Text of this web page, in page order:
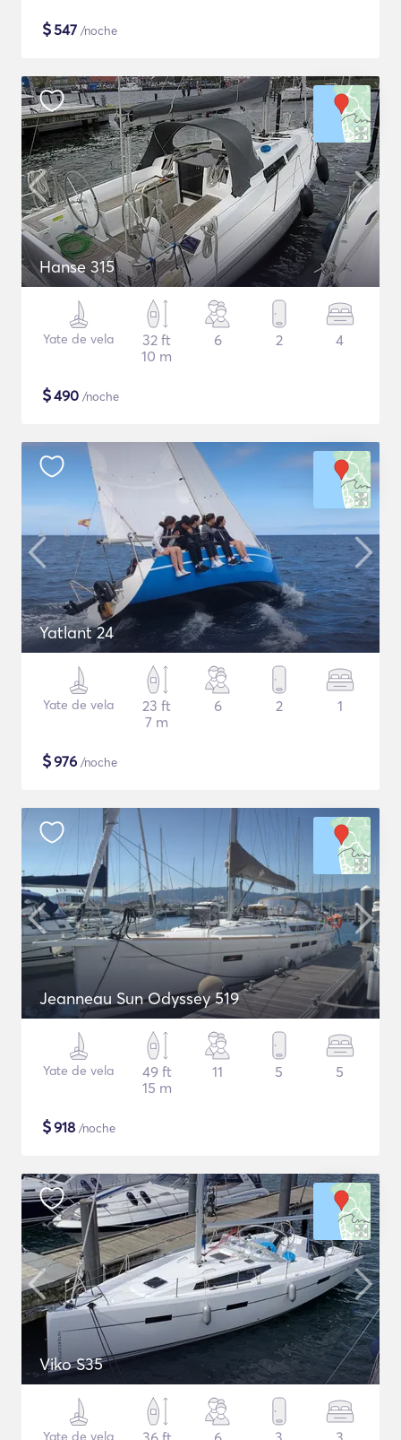
$547 /noche
Hanse 315
Yate de vela
32 ft
10 m
6 2 4
$490 /noche
Yatlant 24
Yate de vela
23 ft
7 m
6 2 1
$976 /noche
Jeanneau Sun Odyssey 519
Yate de vela
49 ft
15 m
11 5 5
$918 /noche
Viko S35
Yate de vela